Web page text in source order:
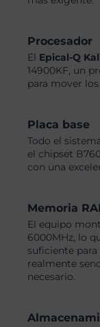
Procesador
El Epical-Q
14900KF, un
para mover
Placa base
Todo el
el chipset
con una
Memoria
El equipo
6000MHz, lo
suficiente
realmente
necesario.